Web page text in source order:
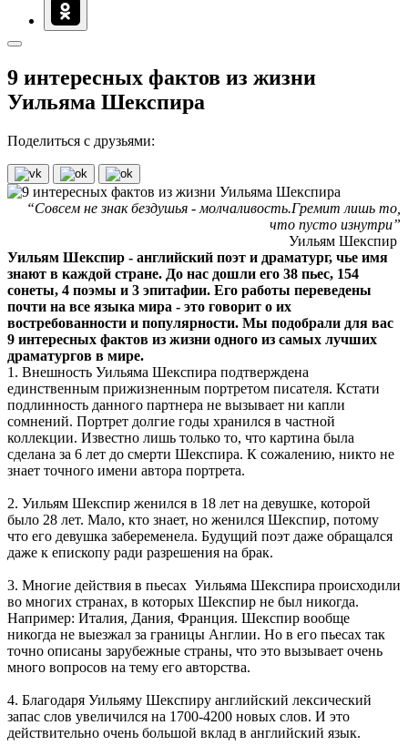
9 интересных фактов из жизни
Уильяма Шекспира
Поделиться с друзьями:
“Совсем не знак бездушья - молчаливость.Гремит лишь то,
что пусто изнутри”
Уильям Шекспир
Уильям Шекспир - английский поэт и драматург, чье имя
знают в каждой стране. До нас дошли его 38 пьес, 154
сонеты, 4 поэмы и 3 эпитафии. Его работы переведены
почти на все языка мира - это говорит о их
востребованности и популярности. Мы подобрали для вас
9 интересных фактов из жизни одного из самых лучших
драматургов в мире.
1. Внешность Уильяма Шекспира подтверждена
единственным прижизненным портретом писателя. Кстати
подлинность данного партнера не вызывает ни капли
сомнений. Портрет долгие годы хранился в частной
коллекции. Известно лишь только то, что картина была
сделана за 6 лет до смерти Шекспира. К сожалению, никто не
знает точного имени автора портрета.
2. Уильям Шекспир женился в 18 лет на девушке, которой
было 28 лет. Мало, кто знает, но женился Шекспир, потому
что его девушка забеременела. Будущий поэт даже обращался
даже к епископу ради разрешения на брак.
3. Многие действия в пьесах Уильяма Шекспира происходили
во многих странах, в которых Шекспир не был никогда.
Например: Италия, Дания, Франция. Шекспир вообще
никогда не выезжал за границы Англии. Но в его пьесах так
точно описаны зарубежные страны, что это вызывает очень
много вопросов на тему его авторства.
4. Благодаря Уильяму Шекспиру английский лексический
запас слов увеличился на 1700-4200 новых слов. И это
действительно очень большой вклад в английский язык.